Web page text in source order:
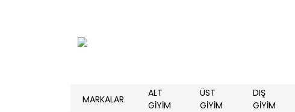
MARKALAR
ALT
GİYİM
ÜST
GİYİM
DIŞ
GİYİM